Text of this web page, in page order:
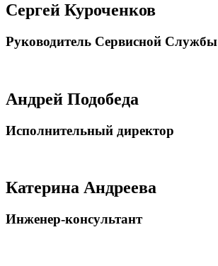
Сергей Куроченков
Руководитель Сервисной Службы
Андрей Подобеда
Исполнительный директор
Катерина Андреева
Инженер-консультант